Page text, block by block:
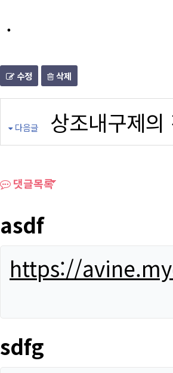
.
수정 삭제
다음글 상조내구제
댓글목록
asdf
https://
sdfg